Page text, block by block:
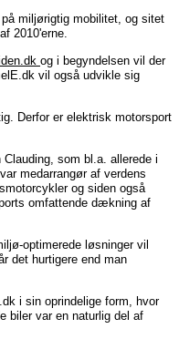
miljørigtig mobilitet, og sitet
2010'erne.
og i begyndelsen vil der
vil også udvikle sig
Derfor er elektrisk motorsport
som bl.a. allerede i
medarrangør af verdens
og siden også
omfattende dækning af
optimerede løsninger vil
det hurtigere end man
i sin oprindelige form, hvor
biler var en naturlig del af